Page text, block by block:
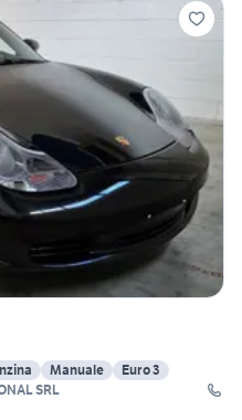
Manuale
Euro 3
SRL